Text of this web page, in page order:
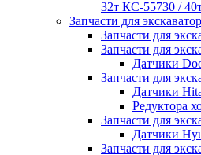
32т КС-55730 /
Запчасти для
Запчасти для
Запчасти для
Датчики
Запчасти для
Датчики
Редуктора
Запчасти для
Датчики
Запчасти для